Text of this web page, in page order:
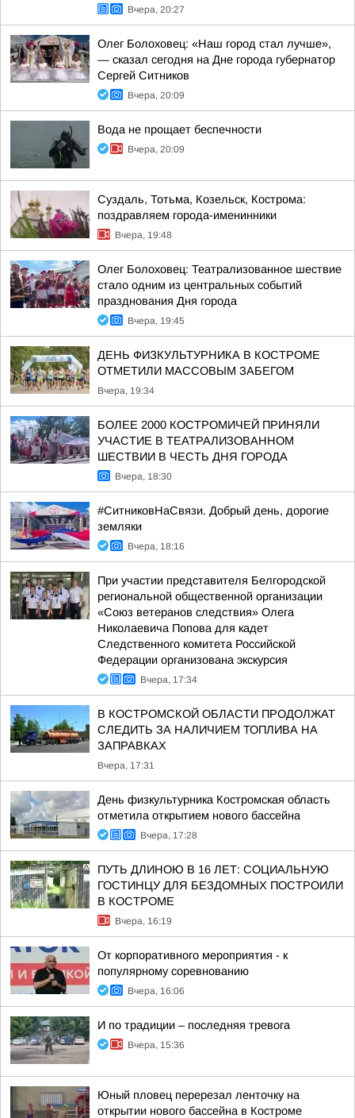
Вчера, 20:27
Олег Болоховец: «Наш город стал лучше»,
— сказал сегодня на Дне города губернатор
Сергей Ситников
Вчера, 20:09
Вода не прощает беспечности
Вчера, 20:09
Суздаль, Тотьма, Козельск, Кострома:
поздравляем города-именинники
Вчера, 19:48
Олег Болоховец: Театрализованное шествие
стало одним из центральных событий
празднования Дня города
Вчера, 19:45
ДЕНЬ ФИЗКУЛЬТУРНИКА В КОСТРОМЕ
ОТМЕТИЛИ МАССОВЫМ ЗАБЕГОМ
Вчера, 19:34
БОЛЕЕ 2000 КОСТРОМИЧЕЙ ПРИНЯЛИ
УЧАСТИЕ В ТЕАТРАЛИЗОВАННОМ
ШЕСТВИИ В ЧЕСТЬ ДНЯ ГОРОДА
Вчера, 18:30
#СитниковНаСвязи. Добрый день, дорогие
земляки
Вчера, 18:16
При участии представителя Белгородской
региональной общественной организации
«Союз ветеранов следствия» Олега
Николаевича Попова для кадет
Следственного комитета Российской
Федерации организована экскурсия
Вчера, 17:34
В КОСТРОМСКОЙ ОБЛАСТИ ПРОДОЛЖАТ
СЛЕДИТЬ ЗА НАЛИЧИЕМ ТОПЛИВА НА
ЗАПРАВКАХ
Вчера, 17:31
День физкультурника Костромская область
отметила открытием нового бассейна
Вчера, 17:28
ПУТЬ ДЛИНОЮ В 16 ЛЕТ: СОЦИАЛЬНУЮ
ГОСТИНЦУ ДЛЯ БЕЗДОМНЫХ ПОСТРОИЛИ
В КОСТРОМЕ
Вчера, 16:19
От корпоративного мероприятия - к
популярному соревнованию
Вчера, 16:06
И по традиции – последняя тревога
Вчера, 15:36
Юный пловец перерезал ленточку на
открытии нового бассейна в Костроме